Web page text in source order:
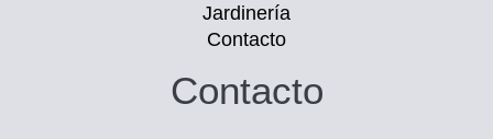
Jardinería
Contacto
Contacto